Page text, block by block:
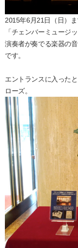
2015年6月21日（日）
「チェンバーミュージ
演奏者が奏でる楽器の
です。
エントランスに入った
ローズ。